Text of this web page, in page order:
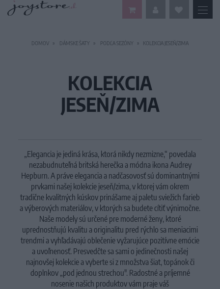
DOMOV DÁMSKE ŠATY PODĽA SEZÓNY KOLEKCIA JESEŇ/ZIMA
KOLEKCIA
JESEŇ/ZIMA
„Elegancia je jediná krása, ktorá nikdy nezmizne,“ povedala
nezabudnuteľná britská herečka a módna ikona Audrey
Hepburn. A práve elegancia a nadčasovosť sú dominantnými
prvkami našej kolekcie jeseň/zima, v ktorej vám okrem
tradične kvalitných kúskov prinášame aj paletu sviežich farieb
a výberových materiálov, v ktorých sa budete cítiť výnimočne.
Naše modely sú určené pre moderné ženy, ktoré
uprednostňujú kvalitu a originalitu pred rýchlo sa meniacimi
trendmi a vyhľadávajú oblečenie vyžarujúce pozitívne emócie
a uvoľnenosť. Presvedčte sa sami o jedinečnosti našej
najnovšej kolekcie a vyberte si z množstva šiat, topánok či
doplnkov „pod jednou strechou". Radostné a príjemné
nosenie našich produktov vám praje váš